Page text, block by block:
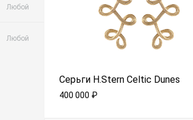
Любой
Любой
Серьги H.Stern Celtic Dunes
400 000 ₽